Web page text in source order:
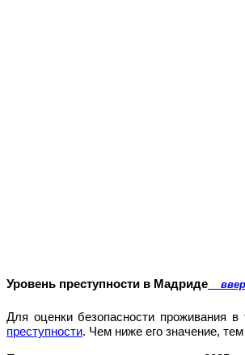
Уровень преступности в Мадриде
Для оценки безопасности проживания
преступности. Чем ниже его значение,